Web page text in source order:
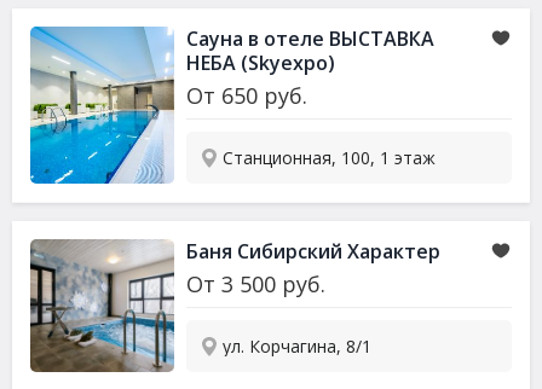
Сауна в отеле ВЫСТАВКА
НЕБА (Skyexpo)
От 650 руб.
Станционная, 100, 1 этаж
Баня Сибирский Характер
От3 500 руб.
ул. Корчагина, 8/1